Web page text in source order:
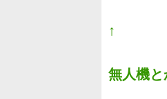
↑
無人機と